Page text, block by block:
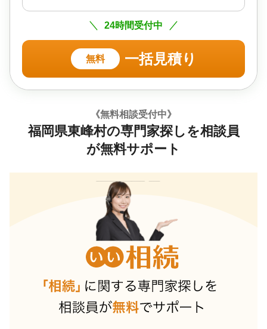
24時間受付中
無料 一括見積り
《無料相談受付中》
福岡県東峰村の専門家探しを相談員
が無料サポート